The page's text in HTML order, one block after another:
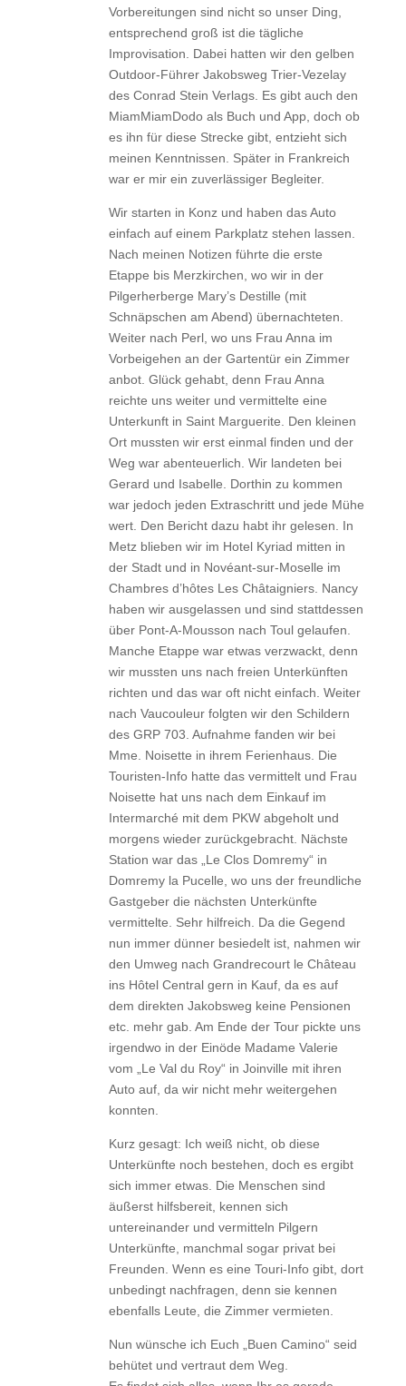
Vorbereitungen sind nicht so unser Ding,
entsprechend groß ist die tägliche
Improvisation. Dabei hatten wir den gelben
Outdoor-Führer Jakobsweg Trier-Vezelay
des Conrad Stein Verlags. Es gibt auch den
MiamMiamDodo als Buch und App, doch ob
es ihn für diese Strecke gibt, entzieht sich
meinen Kenntnissen. Später in Frankreich
war er mir ein zuverlässiger Begleiter.
Wir starten in Konz und haben das Auto
einfach auf einem Parkplatz stehen lassen.
Nach meinen Notizen führte die erste
Etappe bis Merzkirchen, wo wir in der
Pilgerherberge Mary’s Destille (mit
Schnäpschen am Abend) übernachteten.
Weiter nach Perl, wo uns Frau Anna im
Vorbeigehen an der Gartentür ein Zimmer
anbot. Glück gehabt, denn Frau Anna
reichte uns weiter und vermittelte eine
Unterkunft in Saint Marguerite. Den kleinen
Ort mussten wir erst einmal finden und der
Weg war abenteuerlich. Wir landeten bei
Gerard und Isabelle. Dorthin zu kommen
war jedoch jeden Extraschritt und jede Mühe
wert. Den Bericht dazu habt ihr gelesen. In
Metz blieben wir im Hotel Kyriad mitten in
der Stadt und in Novéant-sur-Moselle im
Chambres d’hôtes Les Châtaigniers. Nancy
haben wir ausgelassen und sind stattdessen
über Pont-A-Mousson nach Toul gelaufen.
Manche Etappe war etwas verzwackt, denn
wir mussten uns nach freien Unterkünften
richten und das war oft nicht einfach. Weiter
nach Vaucouleur folgten wir den Schildern
des GRP 703. Aufnahme fanden wir bei
Mme. Noisette in ihrem Ferienhaus. Die
Touristen-Info hatte das vermittelt und Frau
Noisette hat uns nach dem Einkauf im
Intermarché mit dem PKW abgeholt und
morgens wieder zurückgebracht. Nächste
Station war das „Le Clos Domremy“ in
Domremy la Pucelle, wo uns der freundliche
Gastgeber die nächsten Unterkünfte
vermittelte. Sehr hilfreich. Da die Gegend
nun immer dünner besiedelt ist, nahmen wir
den Umweg nach Grandrecourt le Château
ins Hôtel Central gern in Kauf, da es auf
dem direkten Jakobsweg keine Pensionen
etc. mehr gab. Am Ende der Tour pickte uns
irgendwo in der Einöde Madame Valerie
vom „Le Val du Roy“ in Joinville mit ihren
Auto auf, da wir nicht mehr weitergehen
konnten.
Kurz gesagt: Ich weiß nicht, ob diese
Unterkünfte noch bestehen, doch es ergibt
sich immer etwas. Die Menschen sind
äußerst hilfsbereit, kennen sich
untereinander und vermitteln Pilgern
Unterkünfte, manchmal sogar privat bei
Freunden. Wenn es eine Touri-Info gibt, dort
unbedingt nachfragen, denn sie kennen
ebenfalls Leute, die Zimmer vermieten.
Nun wünsche ich Euch „Buen Camino“ seid
behütet und vertraut dem Weg.